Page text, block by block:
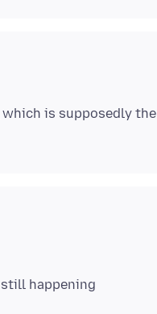
which is supposedly the